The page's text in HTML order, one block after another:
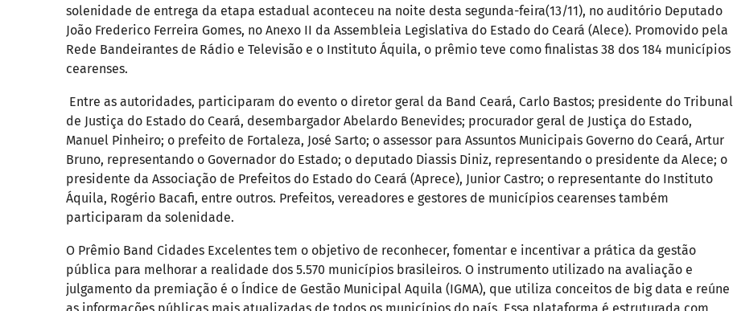
solenidade de entrega da etapa estadual aconteceu na noite desta segunda-feira(13/11), no auditório Deputado
João Frederico Ferreira Gomes, no Anexo II da Assembleia Legislativa do Estado do Ceará (Alece). Promovido pela
Rede Bandeirantes de Rádio e Televisão e o Instituto Áquila, o prêmio teve como finalistas 38 dos 184 municípios
cearenses.
Entre as autoridades, participaram do evento o diretor geral da Band Ceará, Carlo Bastos; presidente do Tribunal
de Justiça do Estado do Ceará, desembargador Abelardo Benevides; procurador geral de Justiça do Estado,
Manuel Pinheiro; o prefeito de Fortaleza, José Sarto; o assessor para Assuntos Municipais Governo do Ceará, Artur
Bruno, representando o Governador do Estado; o deputado Diassis Diniz, representando o presidente da Alece; o
presidente da Associação de Prefeitos do Estado do Ceará (Aprece), Junior Castro; o representante do Instituto
Áquila, Rogério Bacafi, entre outros. Prefeitos, vereadores e gestores de municípios cearenses também
participaram da solenidade.
O Prêmio Band Cidades Excelentes tem o objetivo de reconhecer, fomentar e incentivar a prática da gestão
pública para melhorar a realidade dos 5.570 municípios brasileiros. O instrumento utilizado na avaliação e
julgamento da premiação é o Índice de Gestão Municipal Aquila (IGMA), que utiliza conceitos de big data e reúne